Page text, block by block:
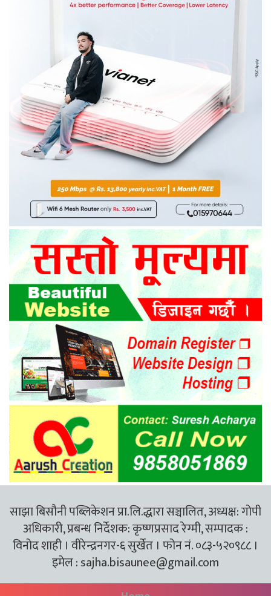
साझा बिसौनी पब्लिकेशन प्रा.लि.द्धारा सञ्चालित, अध्यक्ष: गोपी
अधिकारी, प्रबन्ध निर्देशक: कृष्णप्रसाद रेग्मी, सम्पादक :
विनोद शाही । वीरेन्द्रनगर-६ सुर्खेत । फोन नं. ०८३-५२०९८८ ।
इमेल :sajha.bisaunee@gmail.com